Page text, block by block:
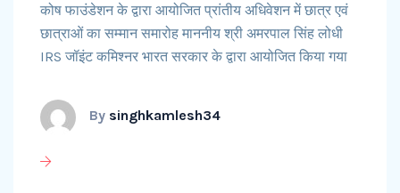
कोष फाउंडेशन के द्वारा आयोजित प्रांतीय अधिवेशन में छात्र एवं
छात्राओं का सम्मान समारोह माननीय श्री अमरपाल सिंह लोधी
IRS जॉइंट कमिश्नर भारत सरकार के द्वारा आयोजित किया गया
By singhkamlesh34